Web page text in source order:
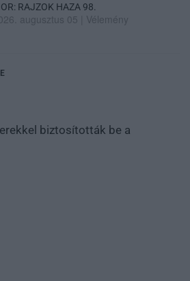
RAJZOK HAZA 98.
augusztus 05 Vélemény
biztosították be a